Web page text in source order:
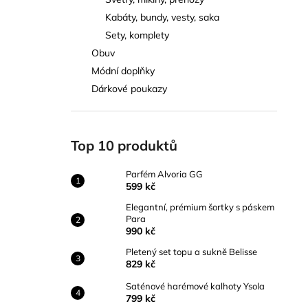
Kabáty, bundy, vesty, saka
Sety, komplety
Obuv
Módní doplňky
Dárkové poukazy
Top 10 produktů
Parfém Alvoria GG
599 kč
Elegantní, prémium šortky s páskem
Para
990 kč
Pletený set topu a sukně Belisse
829 kč
Saténové harémové kalhoty Ysola
799 kč
PARFÉM ALVORIA GG
599 kč